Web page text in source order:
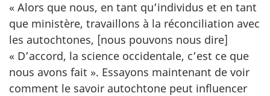
« Alors que nous, en tant qu’individus et en tant
que ministère, travaillons à la réconciliation avec
les autochtones, [nous pouvons nous dire]
« D’accord, la science occidentale, c’est ce que
nous avons fait ». Essayons maintenant de voir
comment le savoir autochtone peut influencer